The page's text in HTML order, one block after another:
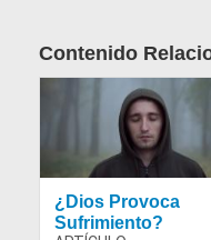
Contenido
Article Image
¿Dios Provoca
Sufrimiento?